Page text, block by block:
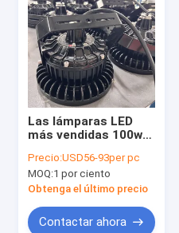
Las lámparas LED
más vendidas 100w
bahía alta con precio
de fábrica 120lm/w
Fabricantes de
explosión
Precio:USD56-93per pc
MOQ:1 por ciento
Obtenga el último precio
Contactar ahora